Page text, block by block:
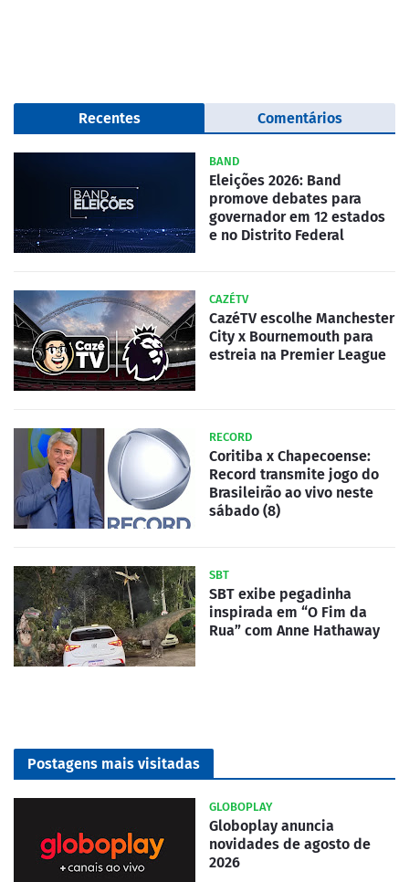
Recentes Comentários
BAND
Eleições 2026: Band
promove debates para
governador em 12 estados
e no Distrito Federal
CAZÉTV
CazéTV escolhe Manchester
City x Bournemouth para
estreia na Premier League
RECORD
Coritiba x Chapecoense:
Record transmite jogo do
Brasileirão ao vivo neste
sábado (8)
SBT
SBT exibe pegadinha
inspirada em “O Fim da
Rua” com Anne Hathaway
Postagens mais visitadas
GLOBOPLAY
Globoplay anuncia
novidades de agosto de
2026